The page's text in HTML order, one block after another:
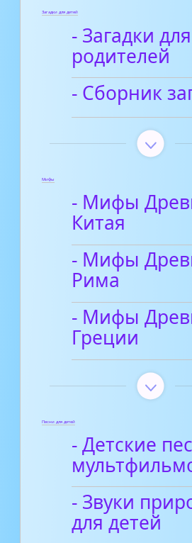
Загадки для детей
- Загадки для
родителей
- Сборник
Мифы
- Мифы
Китая
- Мифы
Рима
- Мифы
Греции
Песни для детей
- Детские
- Звуки
для детей